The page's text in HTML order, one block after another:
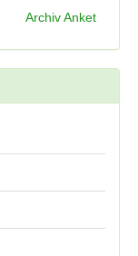
Archiv Anket